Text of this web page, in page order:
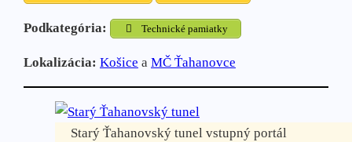
Podkategória: Technické pamiatky
Lokalizácia: Košice a MČ Ťahanovce
Starý Ťahanovský tunel vstupný portál